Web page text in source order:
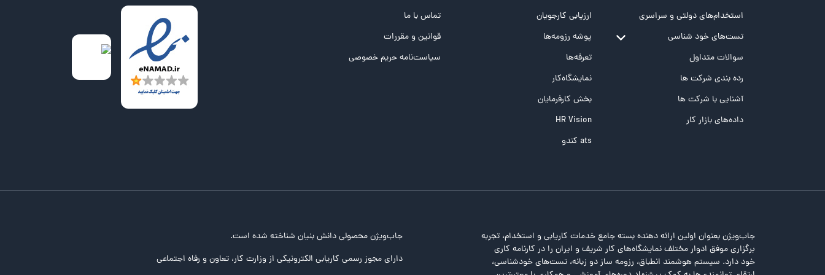
استخدام‌های دولتی و سراسری
تست‌های خود شناسی
تست MBTI
تست تیپ سنجی شغلی Holland
تست NEO
تست هوش های چندگانه
سوالات متداول
رده بندی شرکت ها
آشنایی با شرکت ها
داده‌های بازار کار
ارزیابی کارجویان
پوشه‌‌ رزومه‌ها
تعرفه‌ها
نمایشگاه‌کار
بخش کارفرمایان
HR Vision
ats کندو
تماس با ما
قوانین و مقررات
سیاست‌نامه حریم خصوصی
جاب‌ویژن بعنوان اولین ارائه دهنده بسته جامع خدمات کاریابی و استخدام، تجربه
برگزاری موفق ادوار مختلف نمایشگاه‌های کار شریف و ایران را در کارنامه کاری
خود دارد. سیستم هوشمند انطباق، رزومه ساز دو زبانه، تست‌های خودشناسی،
جاب‌ویژن محصولی دانش بنیان شناخته شده است.
دارای مجوز رسمی کاریابی الکترونیکی از وزارت کار، تعاون و رفاه اجتماعی